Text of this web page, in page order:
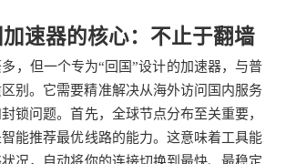
速器的核心：不止于翻墙
，但一个专为“回国”设计的加速器，与普
别。它需要精准解决从海外访问国内服务
锁问题。首先，全球节点分布至关重要，
能推荐最优线路的能力。这意味着工具能
况，自动将你的连接切换到最快、最稳定